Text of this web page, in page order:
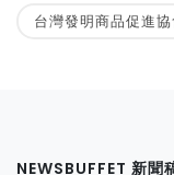
台灣發明商品促進協
NEWSBUFFET 新聞